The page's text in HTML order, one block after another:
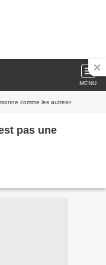
MENU
comme les autres»
pas une